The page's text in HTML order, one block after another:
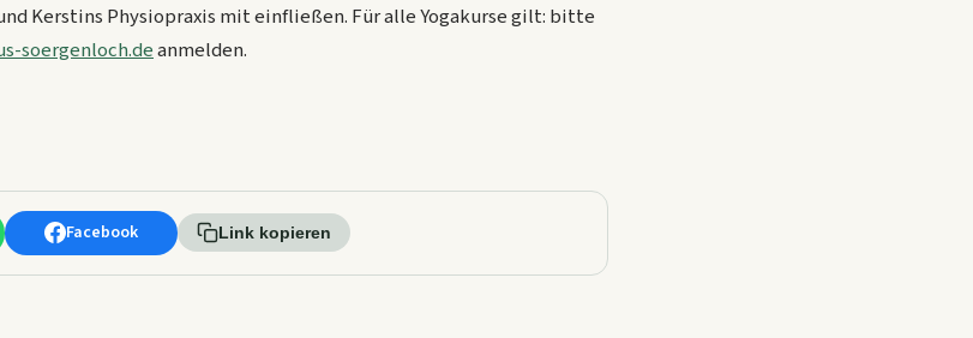
Kerstins Physiopraxis mit einfließen. Für alle Yogakurse gilt: bitte
soergenloch.deanmelden.
Facebook Link kopieren